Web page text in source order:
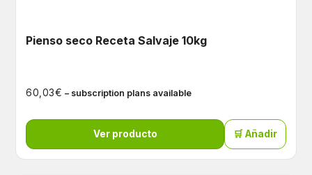
Pienso seco Receta Salvaje 10kg
60,03€ – subscription plans available
Ver producto 🛒 Añadir